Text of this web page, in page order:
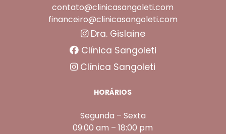
contato@clinicasangoleti.com
financeiro@clinicasangoleti.com
Dra. Gislaine
Clínica Sangoleti
Clínica Sangoleti
HORÁRIOS
Segunda – Sexta
09:00 am – 18:00 pm